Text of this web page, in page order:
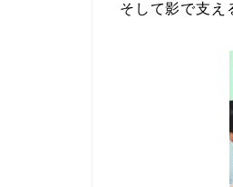
そして影で支え